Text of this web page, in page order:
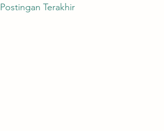
Postingan Terakhir